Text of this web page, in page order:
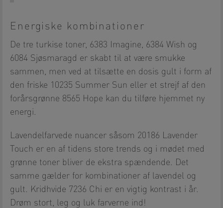
Energiske kombinationer
De tre turkise toner, 6383 Imagine, 6384 Wish og
6084 Sjøsmaragd er skabt til at være smukke
sammen, men ved at tilsætte en dosis gult i form af
den friske 10235 Summer Sun eller et strejf af den
forårsgrønne 8565 Hope kan du tilføre hjemmet ny
energi.
Lavendelfarvede nuancer såsom 20186 Lavender
Touch er en af tidens store trends og i mødet med
grønne toner bliver de ekstra spændende. Det
samme gælder for kombinationer af lavendel og
gult. Kridhvide 7236 Chi er en vigtig kontrast i år.
Drøm stort, leg og luk farverne ind!